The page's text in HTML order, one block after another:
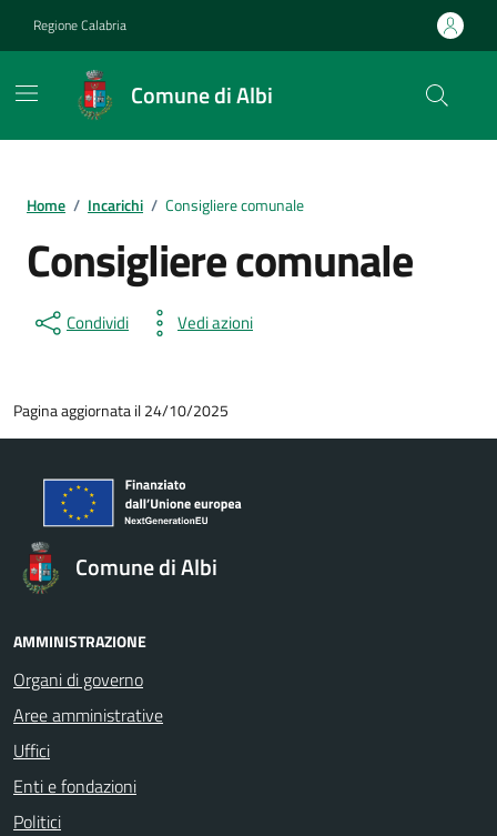
Regione Calabria
Comune di Albi
Home / Incarichi / Consigliere comunale
Consigliere comunale
Condividi Vedi azioni
Pagina aggiornata il 24/10/2025
Comune di Albi
AMMINISTRAZIONE
Organi di governo
Aree amministrative
Uffici
Enti e fondazioni
Politici